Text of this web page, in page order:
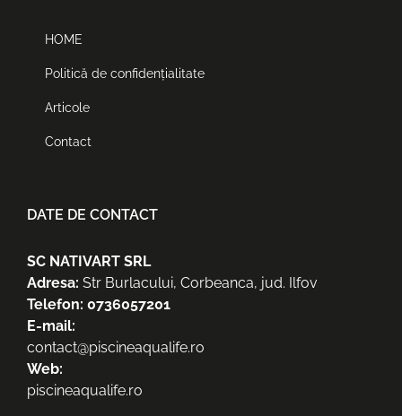
HOME
Politică de confidențialitate
Articole
Contact
DATE DE CONTACT
SC NATIVART SRL
Adresa: Str Burlacului, Corbeanca, jud. Ilfov
Telefon: 0736057201
E-mail:
contact@piscineaqualife.ro
Web:
piscineaqualife.ro